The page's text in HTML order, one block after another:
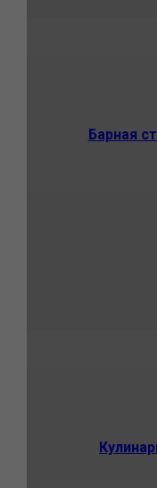
Барная